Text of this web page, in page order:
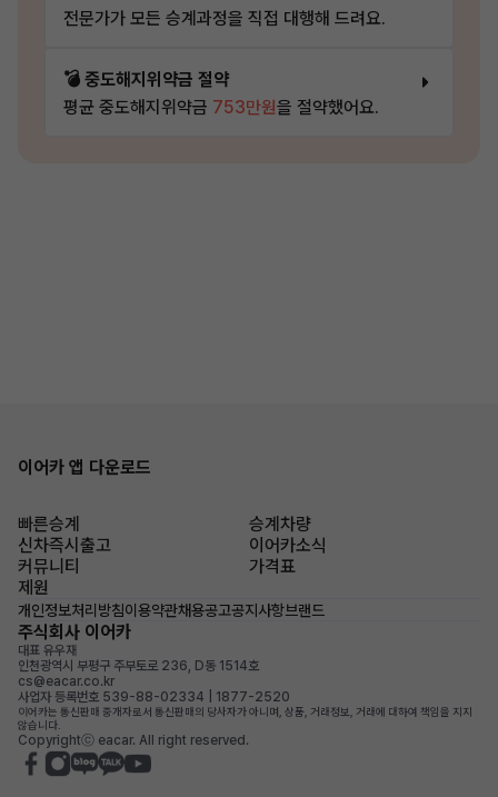
전문가가 모든 승계과정을 직접 대행해 드려요.
💣 중도해지위약금 절약
평균 중도해지위약금 753만원을 절약했어요.
이어카 앱 다운로드
빠른승계
승계차량
신차즉시출고
이어카소식
커뮤니티
가격표
제원
개인정보처리방침이용약관채용공고공지사항브랜드
주식회사 이어카
대표 유우재
인천광역시 부평구 주부토로 236, D동 1514호
cs@eacar.co.kr
사업자 등록번호 539-88-02334 | 1877-2520
이어카는 통신판매 중개자로서 통신판매의 당사자가 아니며, 상품, 거래정보, 거래에 대하여 책임을 지지
않습니다.
Copyrightⓒ eacar. All right reserved.